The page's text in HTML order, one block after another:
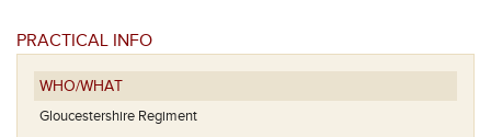
PRACTICAL INFO
WHO/WHAT
Gloucestershire Regiment